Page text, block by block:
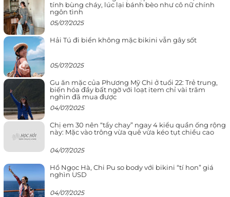
tính bùng cháy, lúc lại bánh bèo như cô nữ chính
ngôn tình
05/07/2025
Hải Tú đi biển không mặc bikini vẫn gây sốt
05/07/2025
Gu ăn mặc của Phương Mỹ Chi ở tuổi 22: Trẻ trung,
biến hóa đầy bất ngờ với loạt item chỉ vài trăm
nghìn đã mua được
04/07/2025
Chị em 30 nên “tẩy chay” ngay 4 kiểu quần ống rộng
này: Mặc vào trông vừa quê vừa kéo tụt chiều cao
04/07/2025
Hồ Ngọc Hà, Chi Pu so body với bikini “tí hon” giá
nghìn USD
04/07/2025